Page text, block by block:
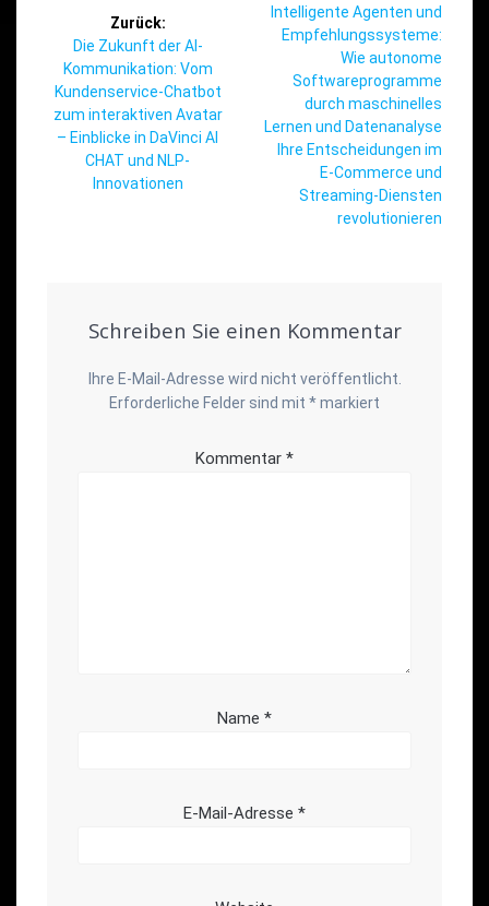
Zurück:
Vorheriger
Beitrag:
Die Zukunft der AI-
Kommunikation: Vom
Kundenservice-Chatbot
zum interaktiven Avatar
– Einblicke in DaVinci AI
CHAT und NLP-
Innovationen
Nächster
Beitrag:
Intelligente Agenten und
Empfehlungssysteme:
Wie autonome
Softwareprogramme
durch maschinelles
Lernen und Datenanalyse
Ihre Entscheidungen im
E-Commerce und
Streaming-Diensten
revolutionieren
Schreiben Sie einen Kommentar
Ihre E-Mail-Adresse wird nicht veröffentlicht.
Erforderliche Felder sind mit *markiert
Kommentar *
Name *
E-Mail-Adresse *